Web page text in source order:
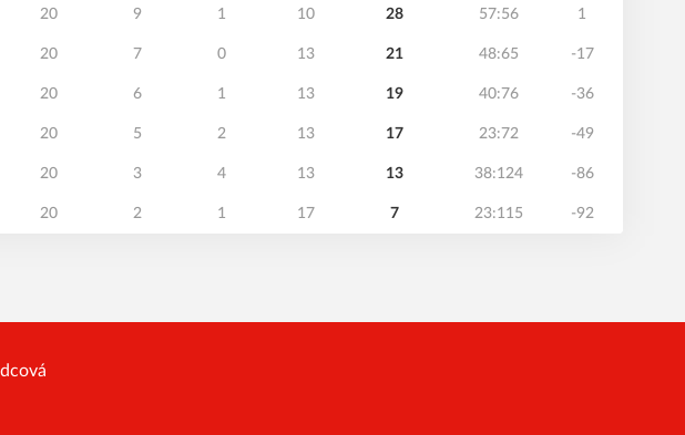
20 9 1 10 28 57:56 1
20 7 0 13 21 48:65 -17
20 6 1 13 19 40:76 -36
20 5 2 13 17 23:72 -49
20 3 4 13 13 38:124 -86
20 2 1 17 7 23:115 -92